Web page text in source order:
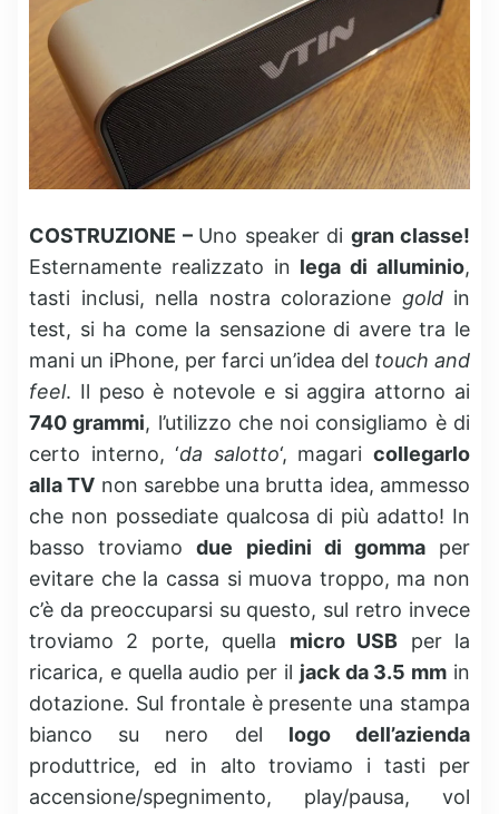
COSTRUZIONE – Uno speaker di gran classe!
Esternamente realizzato in lega di alluminio,
tasti inclusi, nella nostra colorazione gold in
test, si ha come la sensazione di avere tra le
mani un iPhone, per farci un’idea del touch and
feel. Il peso è notevole e si aggira attorno ai
740 grammi, l’utilizzo che noi consigliamo è di
certo interno, ‘da salotto‘, magaricollegarlo
alla TV non sarebbe una brutta idea, ammesso
che non possediate qualcosa di più adatto! In
basso troviamodue piedini di gommaper
evitare che la cassa si muova troppo, ma non
c’è da preoccuparsi su questo, sul retro invece
troviamo 2 porte, quella micro USB per la
ricarica, e quella audio per il jack da 3.5 mm in
dotazione. Sul frontale è presente una stampa
bianco su nero del logo dell’azienda
produttrice, ed in alto troviamo i tasti per
accensione/spegnimento, play/pausa, vol